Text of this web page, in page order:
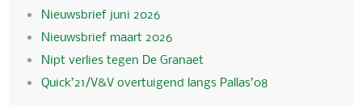
Nieuwsbrief juni 2026
Nieuwsbrief maart 2026
Nipt verlies tegen De Granaet
Quick’21/V&V overtuigend langs Pallas’08